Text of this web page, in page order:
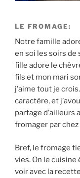
LE FROMAGE:
Notre famille
en soi les soirs de
fille adore le
fils et mon mari
j’aime tout je
caractère, et
partage d’ailleurs
fromager par chez
Bref, le fromage
vies. On le cuisine
voir avec la